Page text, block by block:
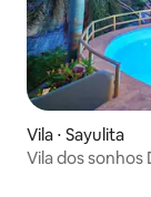
Vila ⋅ Sayulita
Vila dos sonhos